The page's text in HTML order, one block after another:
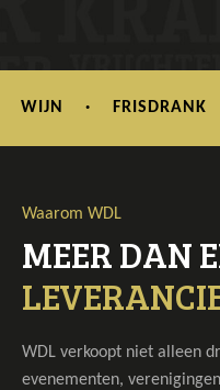
WIJN FRISDRANK
Waarom WDL
MEER DAN
WDL verkoopt niet alleen
evenementen,